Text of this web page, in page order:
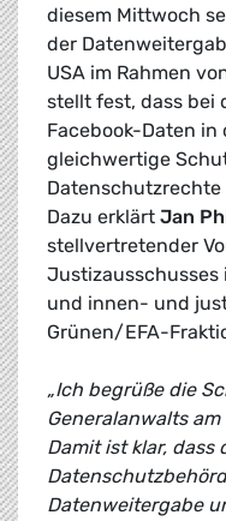
diesem Mittwoch
der
USA im Rahmen
stellt fest, dass bei
Facebook-Daten in
gleichwertige
Dazu erklärt Jan
stellvertretender
Justizausschusses
und innen- und
Grünen/EFA-
„Ich begrüße die
Generalanwalts
Damit ist klar, dass
Datenweitergabe